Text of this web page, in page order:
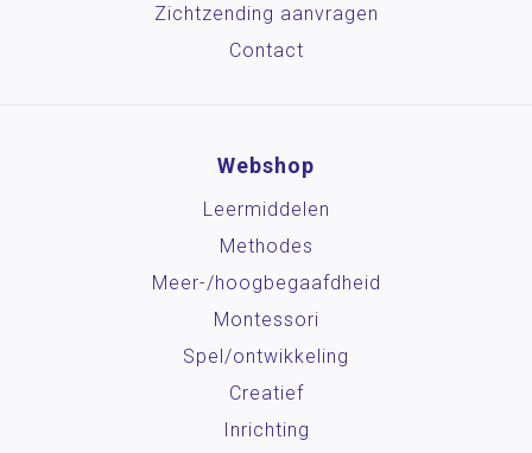
Zichtzending aanvragen
Contact
Webshop
Leermiddelen
Methodes
Meer-/hoog­begaafdheid
Montessori
Spel/ontwikkeling
Creatief
Inrichting